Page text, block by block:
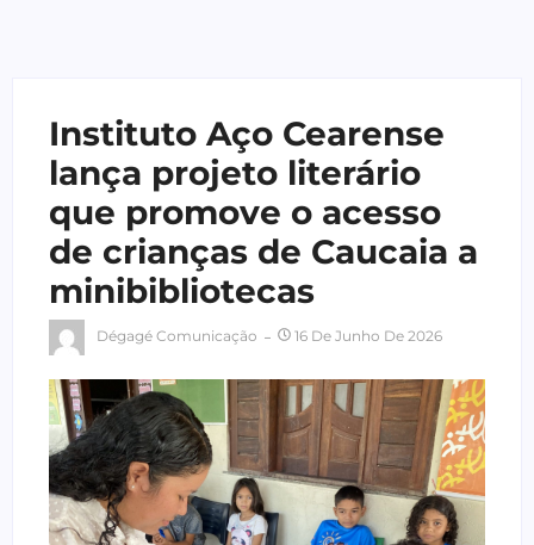
Instituto Aço Cearense
lança projeto literário
que promove o acesso
de crianças de Caucaia a
minibibliotecas
Dégagé Comunicação 16 De Junho De 2026